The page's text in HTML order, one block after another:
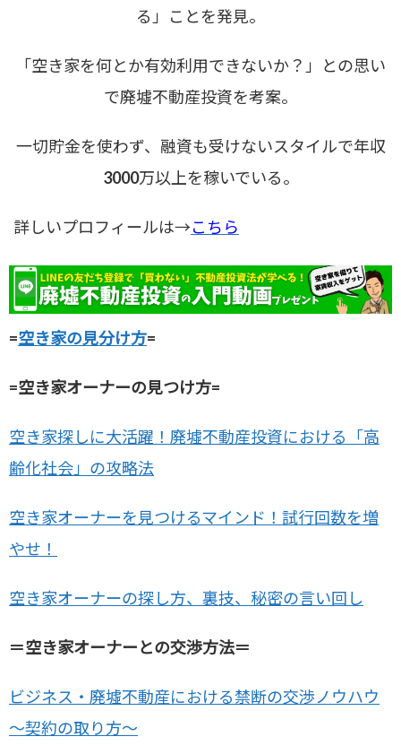
る」ことを発見。
「空き家を何とか有効利用できないか？」との思い
で廃墟不動産投資を考案。
一切貯金を使わず、融資も受けないスタイルで年収
3000万以上を稼いでいる。
詳しいプロフィールは→こちら
=空き家の見分け方=
=空き家オーナーの見つけ方=
空き家探しに大活躍！廃墟不動産投資における「高
齢化社会」の攻略法
空き家オーナーを見つけるマインド！試行回数を増
やせ！
空き家オーナーの探し方、裏技、秘密の言い回し
＝空き家オーナーとの交渉方法＝
ビジネス・廃墟不動産における禁断の交渉ノウハウ
～契約の取り方～